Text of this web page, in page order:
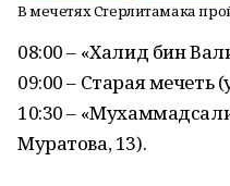
В мечетях Стерлитамака
08:00 – «Халид бин
09:00 – Старая мечеть
10:30 –
Муратова, 13).